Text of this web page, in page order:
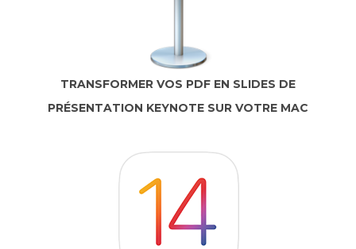
TRANSFORMER VOS PDF EN SLIDES DE
PRÉSENTATION KEYNOTE SUR VOTRE MAC